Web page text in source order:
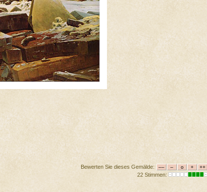
Bewerten Sie dieses Gemälde:
22 Stimmen: